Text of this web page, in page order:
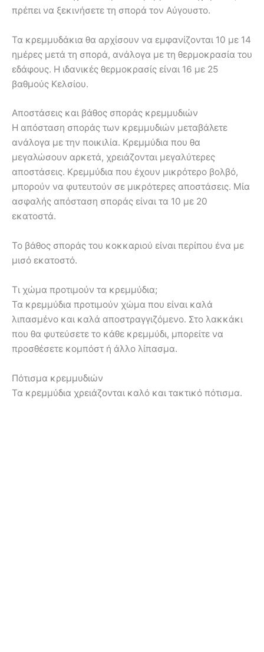
πρέπει να ξεκινήσετε τη σπορά τον Αύγουστο.
Τα κρεμμυδάκια θα αρχίσουν να εμφανίζονται 10 με 14
ημέρες μετά τη σπορά, ανάλογα με τη θερμοκρασία του
εδάφους. Η ιδανικές θερμοκρασίς είναι 16 με 25
βαθμούς Κελσίου.
Αποστάσεις και βάθος σποράς κρεμμυδιών
Η απόσταση σποράς των κρεμμυδιών μεταβάλετε
ανάλογα με την ποικιλία. Κρεμμύδια που θα
μεγαλώσουν αρκετά, χρειάζονται μεγαλύτερες
αποστάσεις. Κρεμμύδια που έχουν μικρότερο βολβό,
μπορούν να φυτευτούν σε μικρότερες αποστάσεις. Μία
ασφαλής απόσταση σποράς είναι τα 10 με 20
εκατοστά.
Το βάθος σποράς του κοκκαριού είναι περίπου ένα με
μισό εκατοστό.
Τι χώμα προτιμούν τα κρεμμύδια;
Τα κρεμμύδια προτιμούν χώμα που είναι καλά
λιπασμένο και καλά αποστραγγιζόμενο. Στο λακκάκι
που θα φυτεύσετε το κάθε κρεμμύδι, μπορείτε να
προσθέσετε κομπόστ ή άλλο λίπασμα.
Πότισμα κρεμμυδιών
Τα κρεμμύδια χρειάζονται καλό και τακτικό πότισμα.